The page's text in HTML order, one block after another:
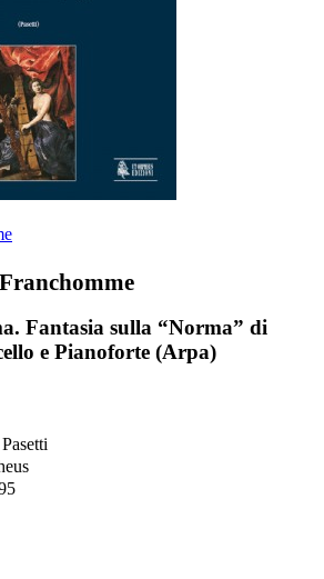
Fantasia sulla “Norma” di
e Pianoforte (Arpa)